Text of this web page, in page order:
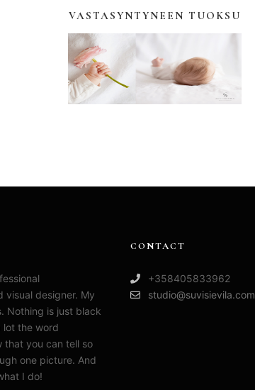
VASTASYNTYNEEN TUOKSU
visual designer. My
Nothing is just black
lot the word
that you can tell so
one picture. And
I do!
CONTACT
+358405833962
studio@suvisievila.com